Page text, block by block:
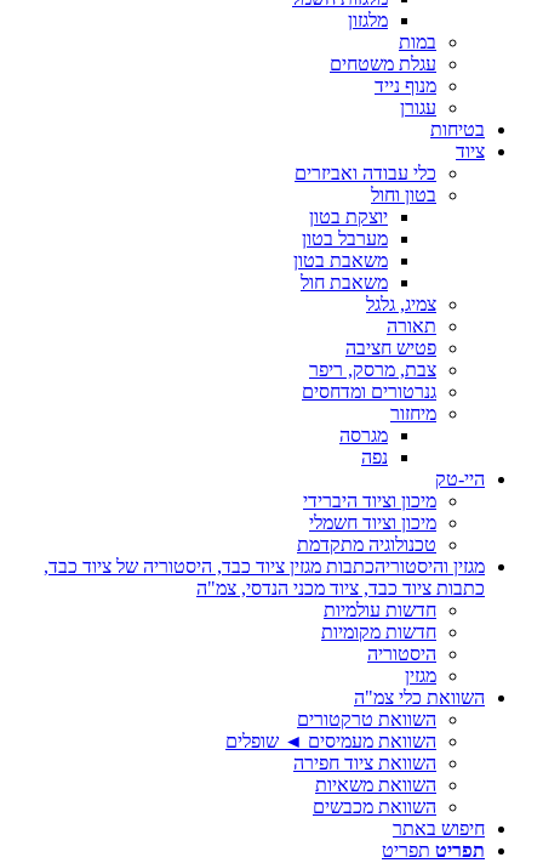
מלגזון
במות
עגלת משטחים
מנוף נייד
עגורן
בטיחות
ציוד
כלי עבודה ואביזרים
בטון וחול
יוצקת בטון
מערבל בטון
משאבת בטון
משאבת חול
צמיג, גלגל
תאורה
פטיש חציבה
צבת, מרסק, ריפר
גנרטורים ומדחסים
מיחזור
מגרסה
נפה
היי-טק
מיכון וציוד היברידי
מיכון וציוד חשמלי
טכנולוגיה מתקדמת
מגזין והיסטוריהכתבות מגזין ציוד כבד, היסטוריה של ציוד כבד,
כתבות ציוד כבד, ציוד מכני הנדסי, צמ"ה
חדשות עולמיות
חדשות מקומיות
היסטוריה
מגזין
השוואת כלי צמ"ה
השוואת טרקטורים
השוואת מעמיסים ◄ שופלים
השוואת ציוד חפירה
השוואת משאיות
השוואת מכבשים
חיפוש באתר
תפריט תפריט